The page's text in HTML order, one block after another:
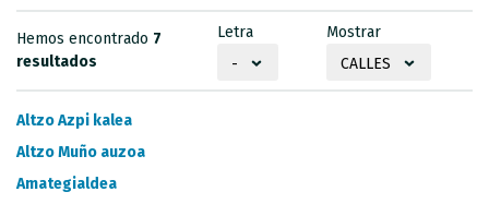
Hemos encontrado 7
resultados
Letra
-
Mostrar
CALLES
Altzo Azpi kalea
Altzo Muño auzoa
Amategialdea
SERVICIOS OGC
SERVICIOS INSPIRE
LÍMITES MUNICIPALES
INVENTARIO DE LEVANTAMIENTOS TOPOGRÁFICOS
MAPAS HD DE GIPUZKOA
SEÑALES GEODÉSICAS
DETECCIÓN DE SUBSIDENCIAS